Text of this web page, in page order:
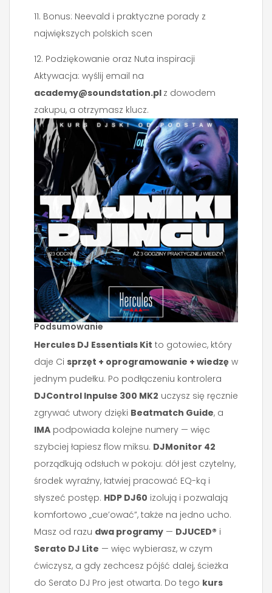
11. Bonus: Neevald i praktyczne porady z
największych polskich scen
12. Podziękowanie oraz Nuta inspiracji
Aktywacja: wyślij email na
academy@soundstation.pl z dowodem
zakupu, a otrzymasz klucz.
Podsumowanie
Hercules DJ Essentials Kit to gotowiec, który
daje Ci sprzęt + oprogramowanie + wiedzę w
jednym pudełku. Po podłączeniu kontrolera
DJControl Inpulse 300 MK2 uczysz się ręcznie
zgrywać utwory dzięki Beatmatch Guide, a
IMA podpowiada kolejne numery — więc
szybciej łapiesz flow miksu. DJMonitor 42
porządkują odsłuch w pokoju: dół jest czytelny,
środek wyraźny, łatwiej pracować EQ-ką i
słyszeć postęp. HDP DJ60 izolują i pozwalają
komfortowo „cue’ować”, także na jedno ucho.
Masz od razu dwa programy — DJUCED® i
Serato DJ Lite — więc wybierasz, w czym
ćwiczysz, a gdy zechcesz pójść dalej, ścieżka
do Serato DJ Pro jest otwarta. Do tego kurs